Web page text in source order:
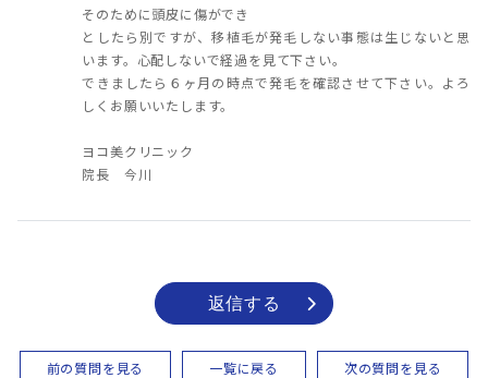
そのために頭皮に傷ができ
としたら別ですが、移植毛が発毛しない事態は生じないと思
います。心配しないで経過を見て下さい。
できましたら６ヶ月の時点で発毛を確認させて下さい。よろ
しくお願いいたします。
ヨコ美クリニック
院長 今川
返信する
前の質問を見る 一覧に戻る 次の質問を見る